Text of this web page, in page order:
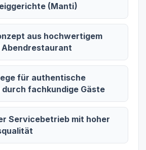
(Manti)
aus hochwertigem
Abendrestaurant
für authentische
durch fachkundige Gäste
Servicebetrieb mit hoher